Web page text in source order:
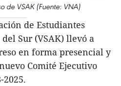
de VSAK (Fuente: VNA)
de Estudiantes
Sur (VSAK) llevó a
en forma presencial y
Comité Ejecutivo
2025.